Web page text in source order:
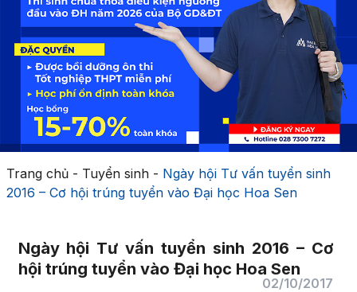
Trang chủ- Tuyển sinh- Ngày hội Tư vấn tuyển sinh
2016 – Cơ hội trúng tuyển vào Đại học Hoa Sen
Ngày hội Tư vấn tuyển sinh 2016 – Cơ
hội trúng tuyển vào Đại học Hoa Sen
02/10/2017